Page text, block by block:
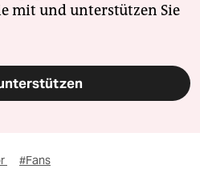
mit und unterstützen Sie
#Fans